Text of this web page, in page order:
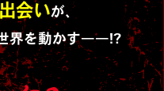
会いが、
界を動かす――!?